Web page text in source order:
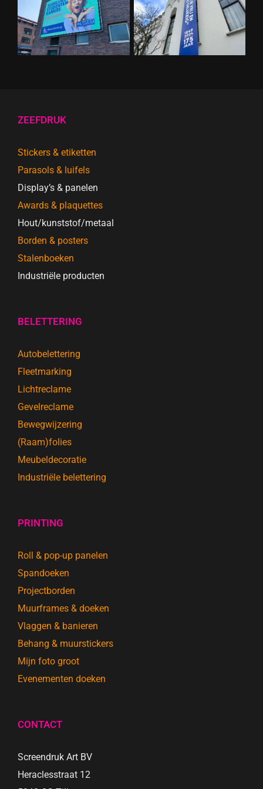
ZEEFDRUK
Stickers & etiketten
Parasols & luifels
Display’s & panelen
Awards & plaquettes
Hout/kunststof/metaal
Borden & posters
Stalenboeken
Industriële producten
BELETTERING
Autobelettering
Fleetmarking
Lichtreclame
Gevelreclame
Bewegwijzering
(Raam)folies
Meubeldecoratie
Industriële belettering
PRINTING
Roll & pop-up panelen
Spandoeken
Projectborden
Muurframes & doeken
Vlaggen & banieren
Behang & muurstickers
Mijn foto groot
Evenementen doeken
CONTACT
Screendruk Art BV
Heraclesstraat 12